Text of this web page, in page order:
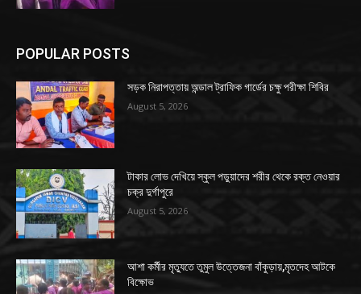
POPULAR POSTS
সড়ক নিরাপত্তায় অন্ডাল ট্রাফিক গার্ডের চক্ষু পরীক্ষা শিবির
August 5, 2026
টাকার লোভ দেখিয়ে স্কুল পড়ুয়াদের শরীর থেকে রক্ত নেওয়ার
চক্র দুর্গাপুরে
August 5, 2026
আশা কর্মীর মৃত্যুতে তুমুল উত্তেজনা বাঁকুড়ায়,মৃতদেহ আটকে
বিক্ষোভ